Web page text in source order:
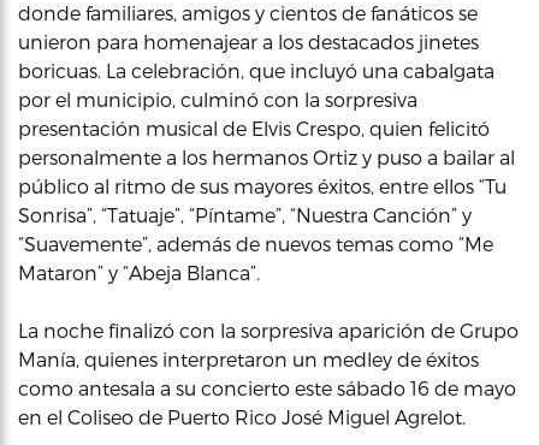
donde familiares, amigos y cientos de fanáticos se
unieron para homenajear a los destacados jinetes
boricuas. La celebración, que incluyó una cabalgata
por el municipio, culminó con la sorpresiva
presentación musical de Elvis Crespo, quien felicitó
personalmente a los hermanos Ortiz y puso a bailar al
público al ritmo de sus mayores éxitos, entre ellos “Tu
Sonrisa”, “Tatuaje”, “Píntame”, “Nuestra Canción” y
“Suavemente”, además de nuevos temas como “Me
Mataron” y “Abeja Blanca”.
La noche finalizó con la sorpresiva aparición de Grupo
Manía, quienes interpretaron un medley de éxitos
como antesala a su concierto este sábado 16 de mayo
en el Coliseo de Puerto Rico José Miguel Agrelot.